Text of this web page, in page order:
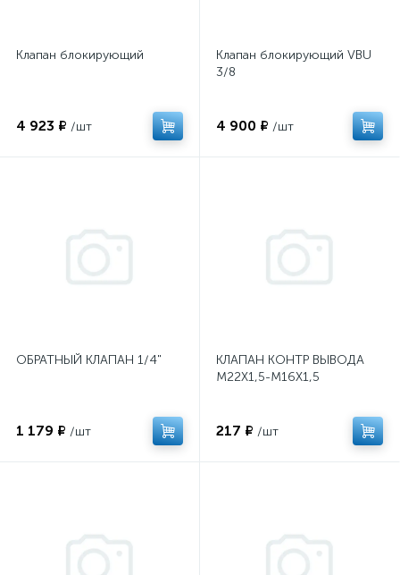
Клапан блокирующий
4 923 ₽ /шт
Клапан блокирующий VBU
3/8
4 900 ₽ /шт
ОБРАТНЫЙ КЛАПАН 1/4"
1 179 ₽ /шт
КЛАПАН КОНТР ВЫВОДА
M22X1,5-M16X1,5
217 ₽ /шт